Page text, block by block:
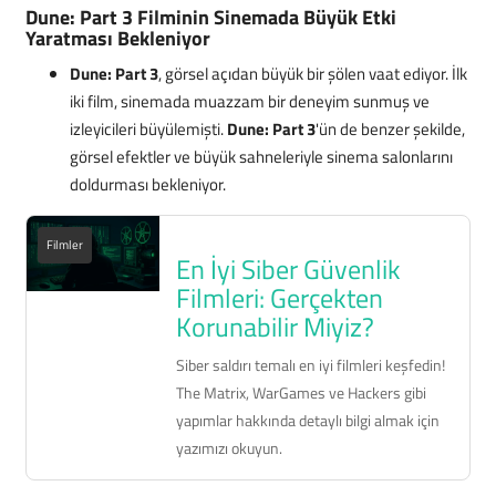
Dune: Part 3 Filminin Sinemada Büyük Etki
Yaratması Bekleniyor
Dune: Part 3, görsel açıdan büyük bir şölen vaat ediyor. İlk
iki film, sinemada muazzam bir deneyim sunmuş ve
izleyicileri büyülemişti.Dune: Part 3'ün de benzer şekilde,
görsel efektler ve büyük sahneleriyle sinema salonlarını
doldurması bekleniyor.
Filmler
En İyi Siber Güvenlik
Filmleri: Gerçekten
Korunabilir Miyiz?
Siber saldırı temalı en iyi filmleri keşfedin!
The Matrix, WarGames ve Hackers gibi
yapımlar hakkında detaylı bilgi almak için
yazımızı okuyun.